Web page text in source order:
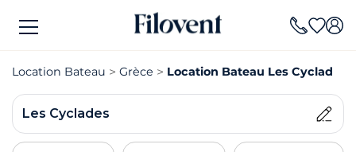
Location Bateau Grèce Location Bateau Les Cyclades
Les Cyclades